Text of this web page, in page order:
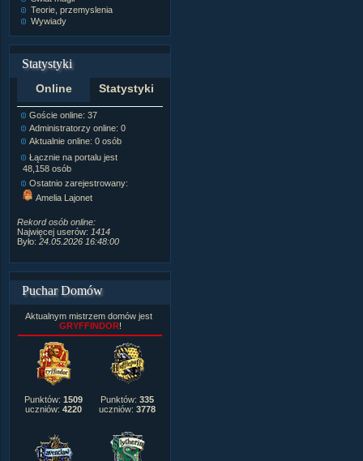
Teorie, przemyslenia
Wywiady
Statystyki
Online Statystyki
Goście online: 37
Administratorzy online: 0
Aktualnie online: 0 osób
Łącznie na portalu jest
48,158 osób
Ostatnio zarejestrowany:
Amelia Lajonet
Rekord osób online:
Najwięcej userów: 1414
Było: 24.05.2026 16:48:00
Puchar Domów
Aktualnym mistrzem domów jest
GRYFFINDOR!
Punktów: 1509
uczniów: 4220
Punktów: 335
uczniów: 3778